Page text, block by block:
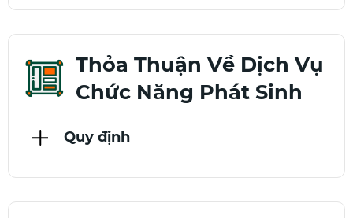
Thỏa Thuận Về Dịch Vụ
Chức Năng Phát Sinh
Quy định